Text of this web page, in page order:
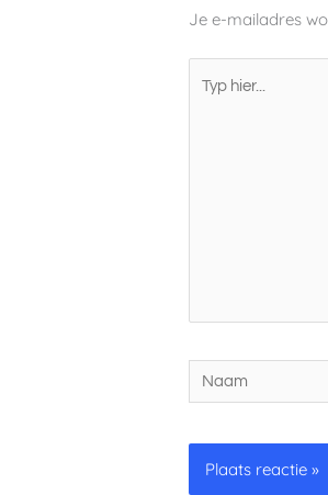
Je e-mailadres
hier...
Naam